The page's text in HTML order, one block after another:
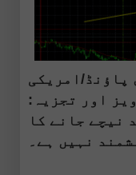
پاؤنڈ/امریکی
اور تجزیہ:
نیچے جانے کا
نہیں ہے۔